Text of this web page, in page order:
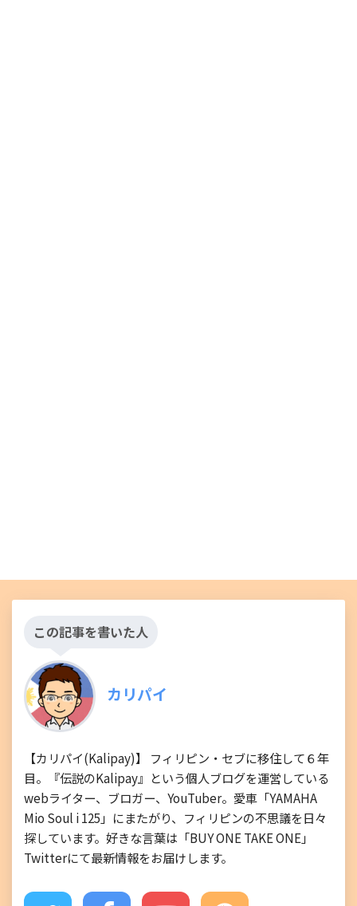
この記事を書いた人
カリパイ
【カリパイ(Kalipay)】 フィリピン・セブに移住して６年
目。『伝説のKalipay』という個人ブログを運営している
webライター、ブロガー、YouTuber。愛車「YAMAHA
Mio Soul i 125」にまたがり、フィリピンの不思議を日々
探しています。好きな言葉は「BUY ONE TAKE ONE」
Twitterにて最新情報をお届けします。